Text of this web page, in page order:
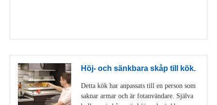
Höj- och sänkbara skåp till kök.
Detta kök har anpassats till en person som
saknar armar och är fotanvändare. Själva